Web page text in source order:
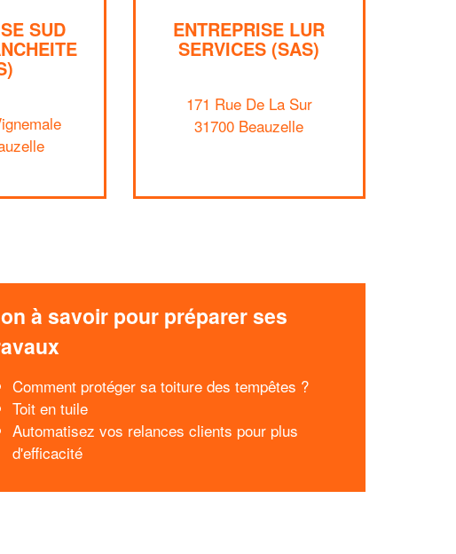
SUD ENTREPRISE LUR
SERVICES (SAS)
171 Rue De La Sur
31700 Beauzelle
à savoir pour préparer ses
Comment protéger sa toiture des tempêtes ?
Toit en tuile
Automatisez vos relances clients pour plus
d'efficacité
En savoir plus